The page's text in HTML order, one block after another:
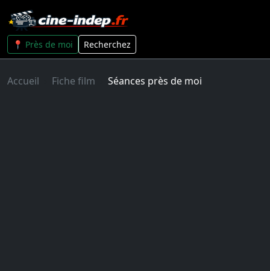
📍 Près de moi Recherchez
Accueil Fiche film Séances près de moi